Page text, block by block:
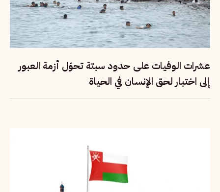
عشرات الوفيات على حدود سبتة تحوّل أزمة العبور
إلى اختبار لحق الإنسان في الحياة